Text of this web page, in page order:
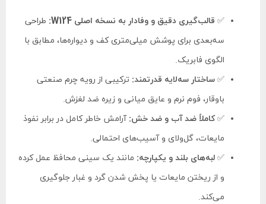
✅ قالب‌گیری دقیق و وفادار به نسخه اصلی W124:
طراحی
سه‌بعدی برای پوشش میلی‌متری کف و دیواره‌ها، مطابق با
الگوی فابریک.
✅ ساختار سه‌لایه قدرتمند: ترکیبی از رویه چرم صنعتی
باوقار، فوم نرم و عایق میانی و زیره ضد لغزش.
✅کاملاً ضد آب و ضد خش: آرامش خاطر کامل در برابر نفوذ
مایعات، گل‌ولای و آسیب‌های احتمالی.
✅ لبه‌های بلند و یکپارچه: مانند یک سینی محافظ عمل کرده
و از ریختن مایعات یا پخش شدن گرد و غبار جلوگیری
می‌کند.